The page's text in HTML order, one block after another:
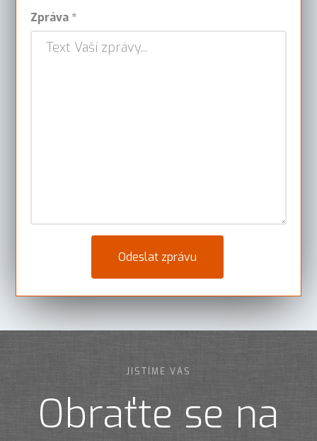
Zpráva *
JISTÍME VÁS
Obraťte se na